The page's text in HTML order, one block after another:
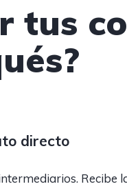
tus
directo
Recibe